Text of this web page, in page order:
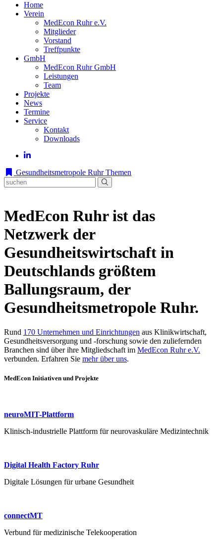
Home
Verein
MedEcon Ruhr e.V.
Mitglieder
Vorstand
Treffpunkte
GmbH
MedEcon Ruhr GmbH
Leistungen
Team
Projekte
News
Termine
Service
Kontakt
Downloads
Gesundheitsmetropole Ruhr Themen
MedEcon Ruhr ist das
Netzwerk der
Gesundheitswirtschaft in
Deutschlands größtem
Ballungsraum, der
Gesundheitsmetropole Ruhr.
Rund 170 Unternehmen und Einrichtungen aus Klinikwirtschaft,
Gesundheitsversorgung und -forschung sowie den zuliefernden
Branchen sind über ihre Mitgliedschaft im MedEcon Ruhr e.V.
verbunden. Erfahren Sie mehr über uns.
MedEcon Initiativen und Projekte
neuroMIT-Plattform
Klinisch-industrielle Plattform für neurovaskuläre Medizintechnik
Digital Health Factory Ruhr
Digitale Lösungen für urbane Gesundheit
connectMT
Verbund für medizinische Telekooperation